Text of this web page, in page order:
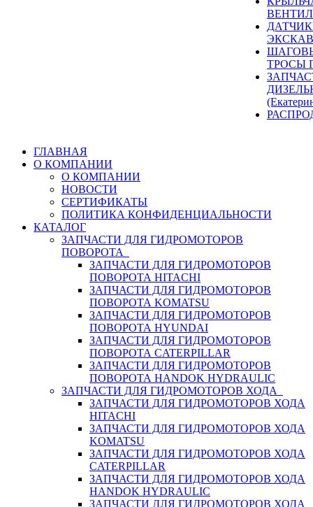
ТРОСЫ
ГЛАВНАЯ
О КОМПАНИИ
О КОМПАНИИ
НОВОСТИ
СЕРТИФИКАТЫ
ПОЛИТИКА КОНФИДЕНЦИАЛЬНОСТИ
КАТАЛОГ
ЗАПЧАСТИ ДЛЯ ГИДРОМОТОРОВ
ПОВОРОТА
ЗАПЧАСТИ ДЛЯ ГИДРОМОТОРОВ
ПОВОРОТА HITACHI
ЗАПЧАСТИ ДЛЯ ГИДРОМОТОРОВ
ПОВОРОТА KOMATSU
ЗАПЧАСТИ ДЛЯ ГИДРОМОТОРОВ
ПОВОРОТА HYUNDAI
ЗАПЧАСТИ ДЛЯ ГИДРОМОТОРОВ
ПОВОРОТА CATERPILLAR
ЗАПЧАСТИ ДЛЯ ГИДРОМОТОРОВ
ПОВОРОТА HANDOK HYDRAULIC
ЗАПЧАСТИ ДЛЯ ГИДРОМОТОРОВ ХОДА
ЗАПЧАСТИ ДЛЯ ГИДРОМОТОРОВ ХОДА
HITACHI
ЗАПЧАСТИ ДЛЯ ГИДРОМОТОРОВ ХОДА
KOMATSU
ЗАПЧАСТИ ДЛЯ ГИДРОМОТОРОВ ХОДА
CATERPILLAR
ЗАПЧАСТИ ДЛЯ ГИДРОМОТОРОВ ХОДА
HANDOK HYDRAULIC
ЗАПЧАСТИ ДЛЯ ГИДРОМОТОРОВ ХОДА